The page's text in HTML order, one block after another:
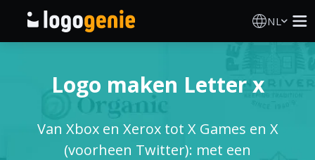
NL
AI logogenerator
Logo-ideeën
Logo maken Letter x
Van Xbox en Xerox tot X Games en X
(voorheen Twitter): met een